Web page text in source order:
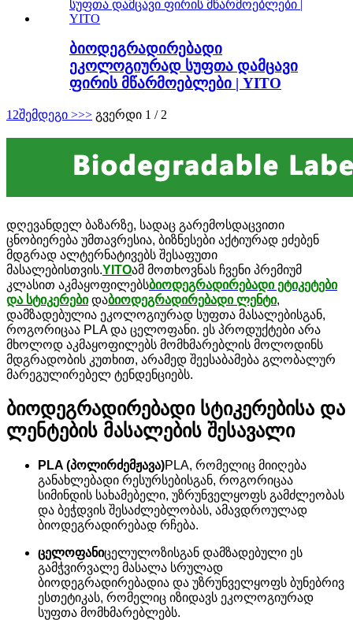
ბიოდეგრადირებადი
ეკოლოგიურად სუფთა დამცავი
ფირის მწარმოებლები | YITO
1 2შემდეგი >>> გვერდი 1 / 2
დღევანდელ ბაზარზე, სადაც გარემოსდაცვითი
ცნობიერება უმთავრესია, ბიზნესები აქტიურად ეძებენ
მდგრად ალტერნატივებს შესაფუთი
მასალებისთვის.YITOამ მოთხოვნას ჩვენი პრემიუმ
კლასით აკმაყოფილებსბიოდეგრადირებადი ეტიკეტები
და სტიკერები დაბიოდეგრადირებადი ლენტი,
დამზადებულია ეკოლოგიურად სუფთა მასალებისგან,
როგორიცაა PLA და ცელოფანი. ეს პროდუქტები არა
მხოლოდ აკმაყოფილებს მომხმარებლის მოლოდინს
მდგრადობის კუთხით, არამედ შეესაბამება გლობალურ
მარეგულირებელ ტენდენციებს.
ბიოდეგრადირებადი სტიკერებისა და
ლენტების მასალების შესავალი
PLA (პოლირძემჟავა)PLA, რომელიც მიიღება
განახლებადი რესურსებისგან, როგორიცაა
სიმინდის სახამებელი, უზრუნველყოფს გამძლეობას
და ბეჭდვის შესაძლებლობას, ამავდროულად
ბიოდეგრადირებად რჩება.
ცელოფანიცელულოზისგან დამზადებული ეს
გამჭვირვალე მასალა სრულად
ბიოდეგრადირებადია და უზრუნველყოფს ბუნებრივ
ესთეტიკას, რომელიც იზიდავს ეკოლოგიურად
სუფთა მომხმარებლებს.